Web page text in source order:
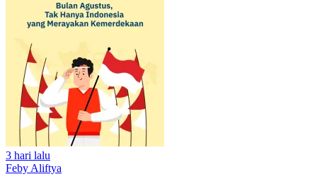
3 hari lalu
Feby Aliftya